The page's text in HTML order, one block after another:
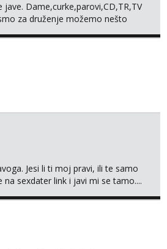
Dame,curke,parovi,CD,TR,TV
za druženje možemo nešto
Jesi li ti moj pravi, ili te samo
sexdater link i javi mi se tamo....